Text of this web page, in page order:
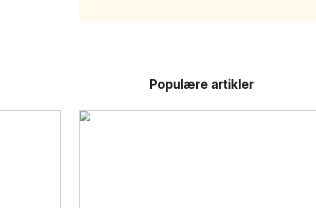
Populære artikler